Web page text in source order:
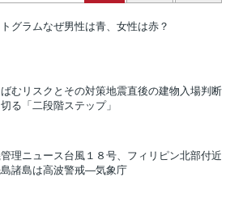
グラムなぜ男性は青、女性は赤？
むリスクとその対策地震直後の建物入場判断
る「二段階ステップ」
理ニュース台風１８号、フィリピン北部付近
諸島は高波警戒―気象庁